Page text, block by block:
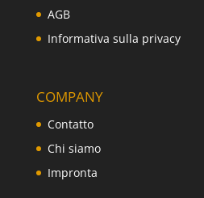
AGB
Informativa sulla privacy
COMPANY
Contatto
Chi siamo
Impronta